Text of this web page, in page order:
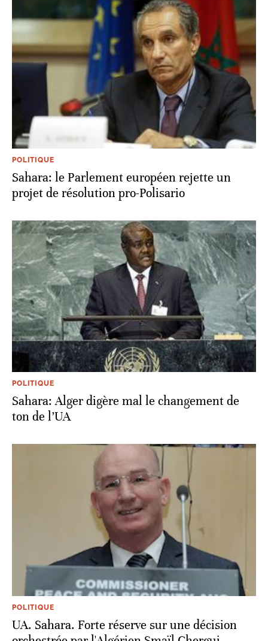
POLITIQUE
Sahara: le Parlement européen rejette un
projet de résolution pro-Polisario
POLITIQUE
Sahara: Alger digère mal le changement de
ton de l’UA
POLITIQUE
UA. Sahara. Forte réserve sur une décision